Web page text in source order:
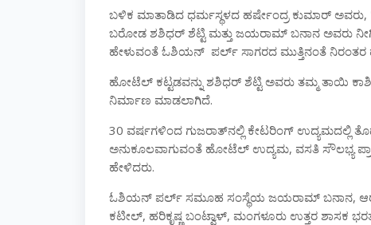
ಬಳಿಕ ಮಾತಾಡಿದ ಧರ್ಮಸ್ಥಳದ ಹರ್ಷೇಂದ್ರ ಕುಮಾರ್ ಅವರು,
ಬರೋಡ ಶಶಿಧರ್ ಶೆಟ್ಟಿ ಮತ್ತು ಜಯರಾಮ್ ಬನಾನ ಅವರು
ಹೇಳುವಂತೆ ಓಶಿಯನ್ ಪರ್ಲ್ ಸಾಗರದ ಮುತ್ತಿನಂತೆ ನಿರಂತರ
ಹೋಟೆಲ್ ಕಟ್ಟಡವನ್ನು ಶಶಿಧರ್ ಶೆಟ್ಟಿ ಅವರು ತಮ್ಮ ತಾಯಿ ಕಾಶಿ
ನಿರ್ಮಾಣ ಮಾಡಲಾಗಿದೆ.
30 ವರ್ಷಗಳಿಂದ ಗುಜರಾತ್ನಲ್ಲಿ ಕೇಟರಿಂಗ್ ಉದ್ಯಮದಲ್ಲಿ
ಅನುಕೂಲವಾಗುವಂತೆ ಹೋಟೆಲ್ ಉದ್ಯಮ, ವಸತಿ ಸೌಲಭ್ಯ
ಹೇಳಿದರು.
ಓಶಿಯನ್ ಪರ್ಲ್ ಸಮೂಹ ಸಂಸ್ಥೆಯ ಜಯರಾಮ್ ಬನಾನ,
ಕಟೀಲ್, ಹರಿಕೃಷ್ಣ ಬಂಟ್ವಾಳ್, ಮಂಗಳೂರು ಉತ್ತರ ಶಾಸಕ